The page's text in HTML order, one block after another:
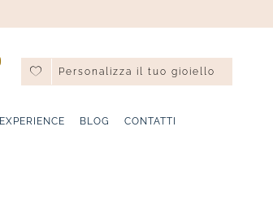
Personalizza il tuo gioiello
EXPERIENCE BLOG
CONTATTI